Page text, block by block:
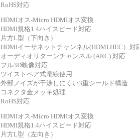
RoHS対応
HDMIオス-Micro HDMIオス変換
HDMI規格1.4ハイスピード対応
片方L型（下向き）
HDMIイーサネットチャンネル(HDMI HEC）対
オーディオリターンチャンネル (ARC) 対応
フル3D映像対応
ツイストペア式電線使用
外部ノイズが干渉しにくい3重シールド構造
コネクタ金メッキ処理
RoHS対応
HDMIオス-Micro HDMIオス変換
HDMI規格1.4ハイスピード対応
片方L型（左向き）